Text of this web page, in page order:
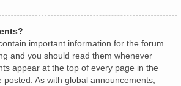
important information for the forum
and you should read them whenever
appear at the top of every page in the
As with global announcements,